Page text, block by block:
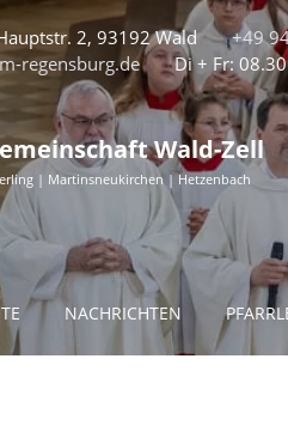
2, 93192 Wald
+49
regensburg.de
Di + Fr:
Wald-Zell
| Martinsneukirchen | Hetzenbach
NACHRICHTEN